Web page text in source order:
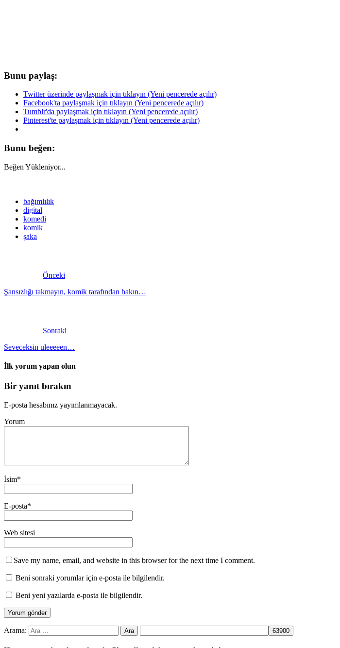
Bunu paylaş:
Twitter üzerinde paylaşmak için tıklayın (Yeni pencerede açılır)
Facebook'ta paylaşmak için tıklayın (Yeni pencerede açılır)
Tumblr'da paylaşmak için tıklayın (Yeni pencerede açılır)
Pinterest'te paylaşmak için tıklayın (Yeni pencerede açılır)
Bunu beğen:
Beğen Yükleniyor...
bağımlılık
digital
komedi
komik
şaka
Önceki
Şansızlığı takmayın, komik tarafından bakın…
Sonraki
Seveceksin uleeeeen…
İlk yorum yapan olun
Bir yanıt bırakın
E-posta hesabınız yayımlanmayacak.
Yorum
İsim*
E-posta*
Web sitesi
Save my name, email, and website in this browser for the next time I comment.
Beni sonraki yorumlar için e-posta ile bilgilendir.
Beni yeni yazılarda e-posta ile bilgilendir.
Arama: